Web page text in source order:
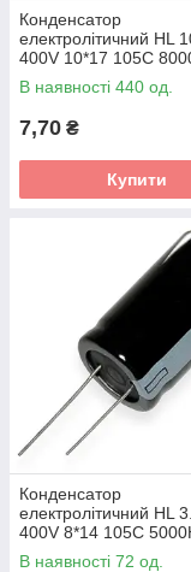
Конденсатор
електролітичний HL
400V 10*17 105C
[Long Life]
В наявності 440 од.
7,70 ₴
Купити
Конденсатор
електролітичний HL
400V 8*14 105C
Life]
В наявності 72 од.